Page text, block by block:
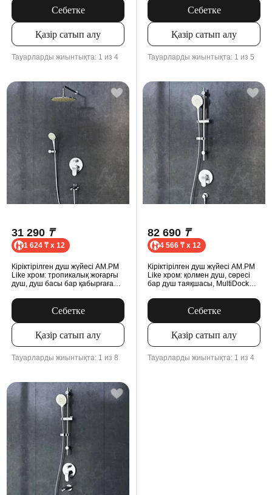
Себетке
Қазір сатып алу
Тауарларды жиынтықта: 1 из 4
Себетке
Қазір сатып алу
Тауарларды жиынтықта: 1 из 5
31 290 ₸
1 624 ₸ x 12
Кіріктірілген душ жүйесі AM.PM
Like хром: тропикалық жоғарғы
душ, душ басы бар қабырғаға
модулі
Себетке
Қазір сатып алу
Тауарларды жиынтықта: 1 из 8
82 690 ₸
4 566 ₸ x 12
Кіріктірілген душ жүйесі AM.PM
Like хром: қолмен душ, сөресі
бар душ таяқшасы, MultiDock
Себетке
Қазір сатып алу
Тауарларды жиынтықта: 1 из 4